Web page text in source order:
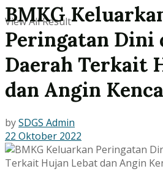
View All Result
BMKG
Peringatan Dini
Daerah Terkait
dan Angin
bySDGS Admin
22 Oktober 2022